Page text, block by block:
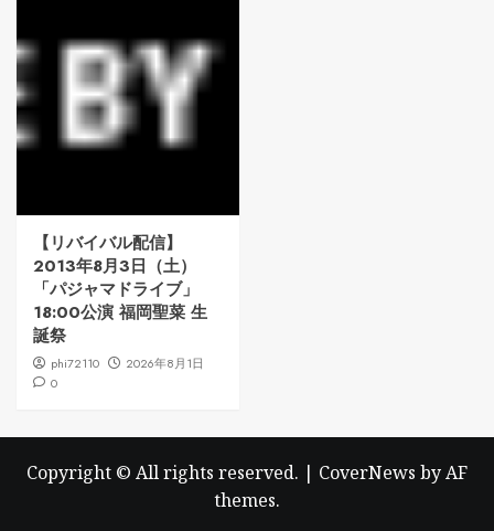
【リバイバル配信】
2013年8月3日（土）
「パジャマドライブ」
18:00公演 福岡聖菜 生
誕祭
phi72110
2026年8月1日
0
Copyright © All rights reserved. | CoverNews by AF
themes.